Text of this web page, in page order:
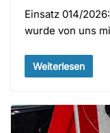
Einsatz 014/
wurde von uns
Weiterlesen